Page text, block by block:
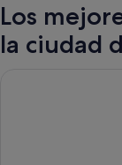
Los
la ciudad